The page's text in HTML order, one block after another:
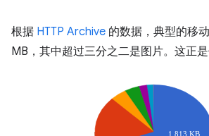
根据 HTTP Archive 的数据，典型的移
MB，其中超过三分之二是图片。这正